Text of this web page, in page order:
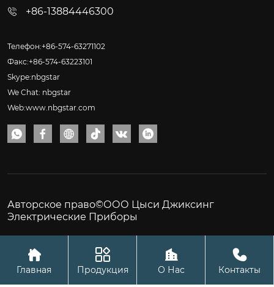
+86-13884446300
Телефон:+86-574-63271102
Факс:+86-574-63223101
Skype:nbgstar
We Chat: nbgstar
Web:www.nbgstar.com
     
Авторское право©ООО Цыси Джиксинг
Электрические Приборы

Главная

Продукция

О Нас

Контакты